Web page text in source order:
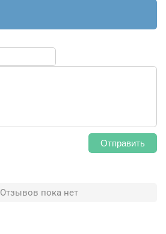
Отправить
Отзывов пока нет